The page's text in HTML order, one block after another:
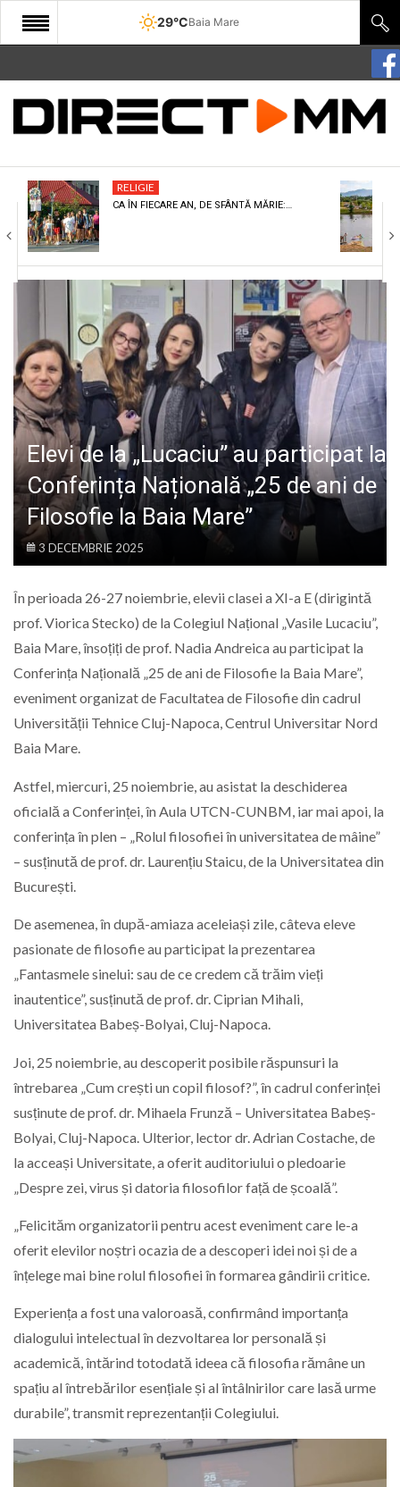
29°CBaia Mare
START
COMUNITATE
CULTURA
ECONOMIE
SANATATE
SPECIAL
POLITIC
LIFE
RELIGIE
CA ÎN FIECARE AN, DE SFÂNTĂ MĂRIE:…
Elevi de la „Lucaciu” au participat la
Conferința Națională „25 de ani de
Filosofie la Baia Mare”
3 DECEMBRIE 2025
În perioada 26-27 noiembrie, elevii clasei a XI-a E (dirigintă
prof. Viorica Stecko) de la Colegiul Național „Vasile Lucaciu”,
Baia Mare, însoțiți de prof. Nadia Andreica au participat la
Conferința Națională „25 de ani de Filosofie la Baia Mare”,
eveniment organizat de Facultatea de Filosofie din cadrul
Universității Tehnice Cluj-Napoca, Centrul Universitar Nord
Baia Mare.
Astfel, miercuri, 25 noiembrie, au asistat la deschiderea
oficială a Conferinței, în Aula UTCN-CUNBM, iar mai apoi, la
conferința în plen – „Rolul filosofiei în universitatea de mâine”
– susținută de prof. dr. Laurențiu Staicu, de la Universitatea din
București.
De asemenea, în după-amiaza aceleiași zile, câteva eleve
pasionate de filosofie au participat la prezentarea
„Fantasmele sinelui: sau de ce credem că trăim vieți
inautentice”, susținută de prof. dr. Ciprian Mihali,
Universitatea Babeș-Bolyai, Cluj-Napoca.
Joi, 25 noiembrie, au descoperit posibile răspunsuri la
întrebarea „Cum crești un copil filosof?”, în cadrul conferinței
susținute de prof. dr. Mihaela Frunză – Universitatea Babeș-
Bolyai, Cluj-Napoca. Ulterior, lector dr. Adrian Costache, de
la acceași Universitate, a oferit auditoriului o pledoarie
„Despre zei, virus și datoria filosofilor față de școală”.
„Felicităm organizatorii pentru acest eveniment care le-a
oferit elevilor noștri ocazia de a descoperi idei noi și de a
înțelege mai bine rolul filosofiei în formarea gândirii critice.
Experiența a fost una valoroasă, confirmând importanța
dialogului intelectual în dezvoltarea lor personală și
academică, întărind totodată ideea că filosofia rămâne un
spațiu al întrebărilor esențiale și al întâlnirilor care lasă urme
durabile”, transmit reprezentanții Colegiului.